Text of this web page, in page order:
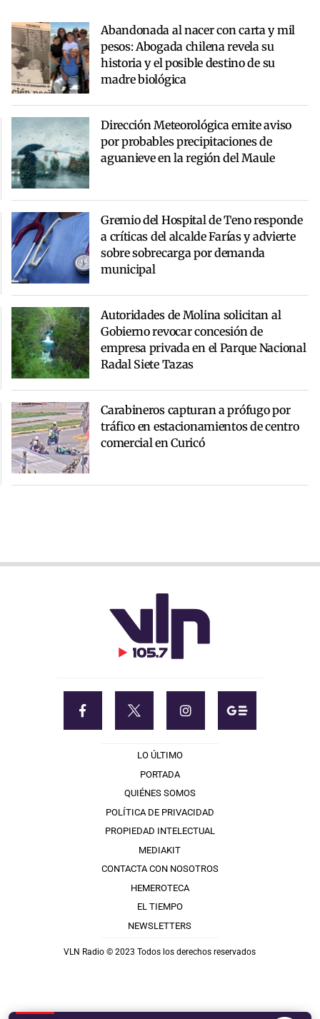
Abandonada al nacer con carta y mil
pesos: Abogada chilena revela su
historia y el posible destino de su
madre biológica
Dirección Meteorológica emite aviso
por probables precipitaciones de
aguanieve en la región del Maule
Gremio del Hospital de Teno responde
a críticas del alcalde Farías y advierte
sobre sobrecarga por demanda
municipal
Autoridades de Molina solicitan al
Gobierno revocar concesión de
empresa privada en el Parque Nacional
Radal Siete Tazas
Carabineros capturan a prófugo por
tráfico en estacionamientos de centro
comercial en Curicó
LO ÚLTIMO
PORTADA
QUIÉNES SOMOS
POLÍTICA DE PRIVACIDAD
PROPIEDAD INTELECTUAL
MEDIAKIT
CONTACTA CON NOSOTROS
HEMEROTECA
EL TIEMPO
NEWSLETTERS
VLN Radio © 2023 Todos los derechos reservados